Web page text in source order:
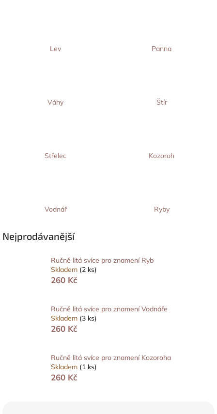
Lev Panna
Váhy Štír
Střelec Kozoroh
Vodnář Ryby
Nejprodávanější
Ručně litá svíce pro znamení Ryb
Skladem (2 ks)
260 Kč
Ručně litá svíce pro znamení Vodnáře
Skladem (3 ks)
260 Kč
Ručně litá svíce pro znamení Kozoroha
Skladem (1 ks)
260 Kč